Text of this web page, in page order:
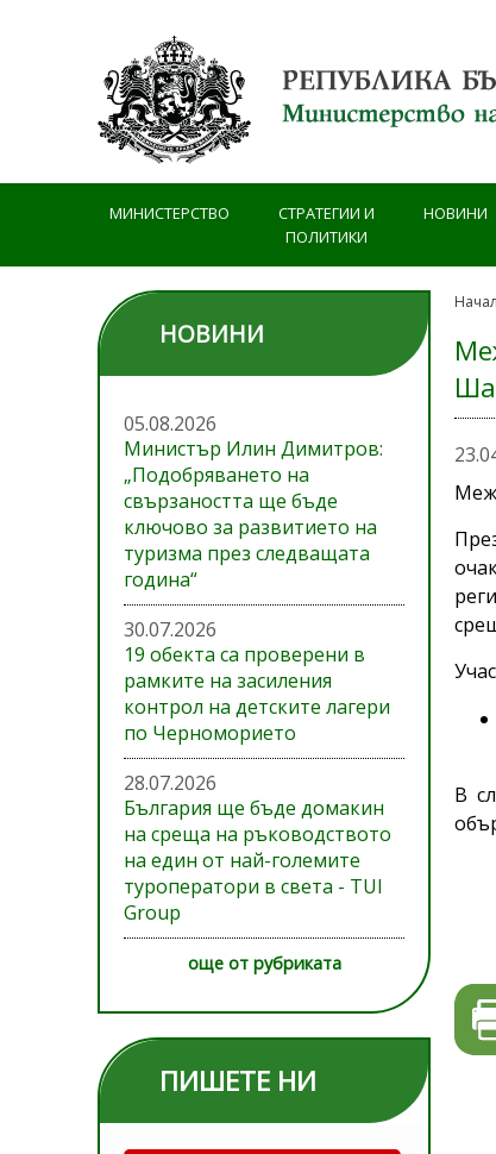
МИНИСТЕРСТВО
СТРАТЕГИИ И
ПОЛИТИКИ
НОВИНИ
НОВИНИ
05.08.2026
Министър Илин Димитров:
„Подобряването на
свързаността ще бъде
ключово за развитието на
туризма през следващата
година“
30.07.2026
19 обекта са проверени в
рамките на засиления
контрол на детските лагери
по Черноморието
28.07.2026
България ще бъде домакин
на среща на ръководството
на един от най-големите
туроператори в света - TUI
Group
още от рубриката
ПИШЕТЕ НИ
В